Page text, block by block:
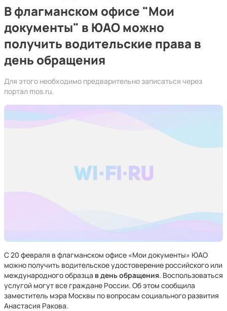
В флагманском офисе "Мои
документы" в ЮАО можно
получить водительские права в
день обращения
Для этого необходимо предварительно записаться через
портал mos.ru.
С 20 февраля в флагманском офисе «Мои документы» ЮАО
можно получить водительское удостоверение российского или
международного образца в день обращения. Воспользоваться
услугой могут все граждане России. Об этом сообщила
заместитель мэра Москвы по вопросам социального развития
Анастасия Ракова.